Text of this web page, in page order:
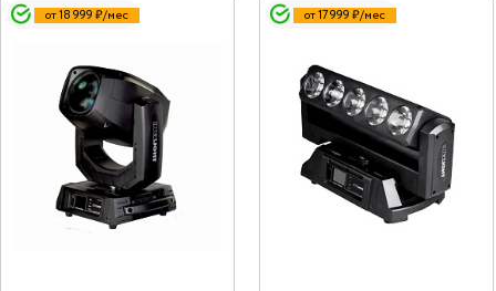
от 18 999 ₽/мес от 17 999 ₽/мес